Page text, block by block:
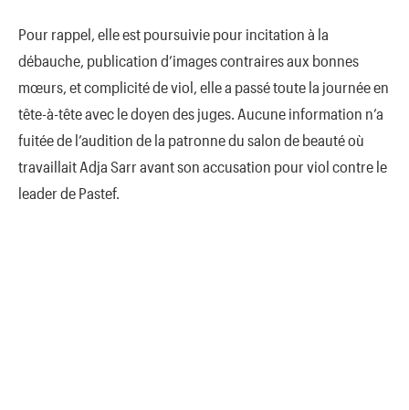
Pour rappel, elle est poursuivie pour incitation à la
débauche, publication d’images contraires aux bonnes
mœurs, et complicité de viol, elle a passé toute la journée en
tête-à-tête avec le doyen des juges. Aucune information n’a
fuitée de l’audition de la patronne du salon de beauté où
travaillait Adja Sarr avant son accusation pour viol contre le
leader de Pastef.